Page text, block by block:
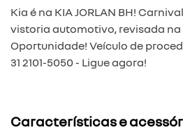
Kia é na KIA JORLAN BH!
vistoria automotivo, revisada
Oportunidade! Veículo de
31 2101-5050 - Ligue agora!
Características e